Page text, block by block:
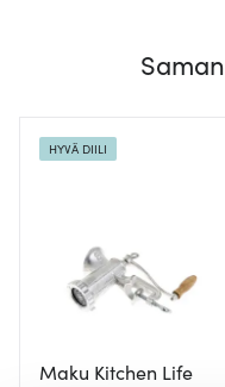
Maku Kitchen Life
HYVÄ DIILI